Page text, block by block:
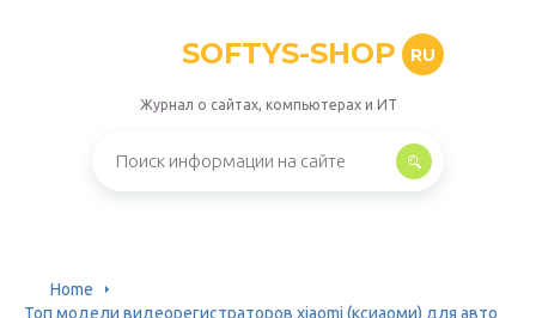
SOFTYS-SHOP RU
Журнал о сайтах, компьютерах и ИТ
Home
Топ модели видеорегистраторов xiaomi (ксиаоми) для авто